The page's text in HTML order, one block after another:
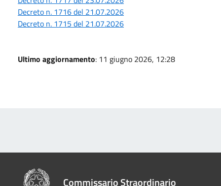
Decreto n. 1716 del 21.07.2026
Decreto n. 1715 del 21.07.2026
Ultimo aggiornamento: 11 giugno 2026, 12:28
Commissario Straordinario